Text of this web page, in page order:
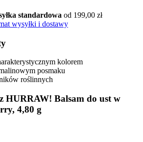
standardowa od 199,00 zł
wysyłki i dostawy
kolorem
posmaku
roślinnych
HURRAW! Balsam do ust w
4,80 g